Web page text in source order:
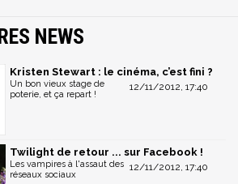
NEWS
Kristen Stewart : le cinéma, c’est fini ?
12/11/2012, 17:40
Un bon vieux stage de
poterie, et ça repart !
Twilight de retour ... sur Facebook !
12/11/2012, 17:40
Les vampires à l'assaut des
réseaux sociaux